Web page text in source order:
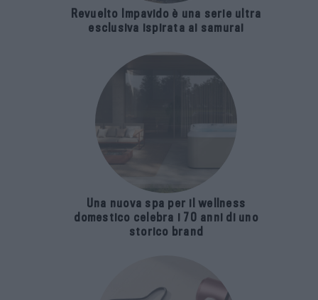
Revuelto Impavido è una serie ultra
esclusiva ispirata ai samurai
Una nuova spa per il wellness
domestico celebra i 70 anni di uno
storico brand